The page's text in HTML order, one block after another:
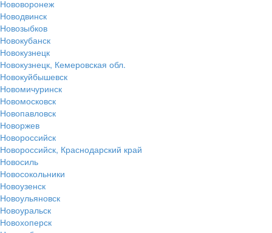
Нововоронеж
Новодвинск
Новозыбков
Новокубанск
Новокузнецк
Новокузнецк, Кемеровская обл.
Новокуйбышевск
Новомичуринск
Новомосковск
Новопавловск
Новоржев
Новороссийск
Новороссийск, Краснодарский край
Новосиль
Новосокольники
Новоузенск
Новоульяновск
Новоуральск
Новохоперск